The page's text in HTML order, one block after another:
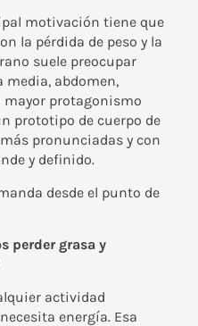
motivación tiene que
la pérdida de peso y la
suele preocupar
media, abdomen,
mayor protagonismo
prototipo de cuerpo de
pronunciadas y con
y definido.
desde el punto de
perder grasa y
actividad
energía. Esa